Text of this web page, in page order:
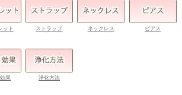
ット ストラップ ネックレス ピアス
果 浄化方法